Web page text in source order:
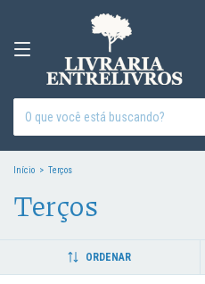
Início > Terços
Terços
ORDENAR